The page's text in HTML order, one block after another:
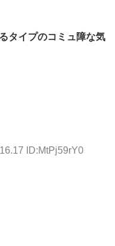
タイプのコミュ障な気
ID:MtPj59rY0